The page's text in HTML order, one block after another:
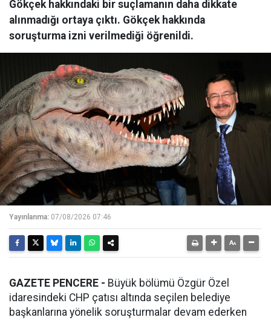
Gökçek hakkındaki bir suçlamanın daha dikkate
alınmadığı ortaya çıktı. Gökçek hakkında
soruşturma izni verilmediği öğrenildi.
Yayınlanma: 07/08/2026 07:46
GAZETE PENCERE - Büyük bölümü Özgür Özel
idaresindeki CHP çatısı altında seçilen belediye
başkanlarına yönelik soruşturmalar devam ederken